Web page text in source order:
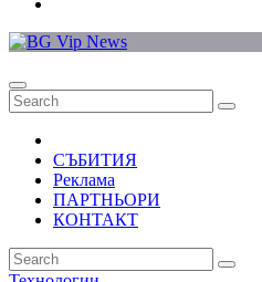
СЪБИТИЯ
Реклама
ПАРТНЬОРИ
КОНТАКТ